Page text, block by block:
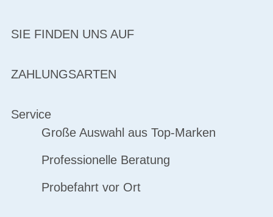
SIE FINDEN UNS AUF
ZAHLUNGSARTEN
Service
Große Auswahl aus Top-Marken
Professionelle Beratung
Probefahrt vor Ort